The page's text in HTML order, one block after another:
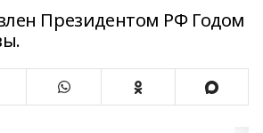
Президентом РФ Годом